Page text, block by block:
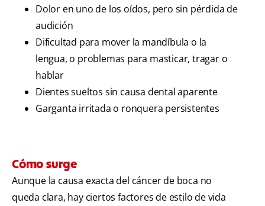
Dolor en uno de los oídos, pero sin pérdida de
audición
Dificultad para mover la mandíbula o la
lengua, o problemas para masticar, tragar o
hablar
Dientes sueltos sin causa dental aparente
Garganta irritada o ronquera persistentes
Cómo surge
Aunque la causa exacta del cáncer de boca no
queda clara, hay ciertos factores de estilo de vida